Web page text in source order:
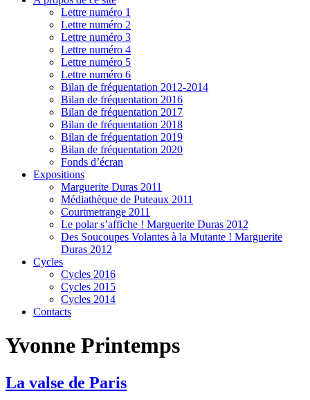
Lettre numéro 1
Lettre numéro 2
Lettre numéro 3
Lettre numéro 4
Lettre numéro 5
Lettre numéro 6
Bilan de fréquentation 2012-2014
Bilan de fréquentation 2016
Bilan de fréquentation 2017
Bilan de fréquentation 2018
Bilan de fréquentation 2019
Bilan de fréquentation 2020
Fonds d’écran
Expositions
Marguerite Duras 2011
Médiathèque de Puteaux 2011
Courtmetrange 2011
Le polar s’affiche ! Marguerite Duras 2012
Des Soucoupes Volantes à la Mutante ! Marguerite
Duras 2012
Cycles
Cycles 2016
Cycles 2015
Cycles 2014
Contacts
Yvonne Printemps
La valse de Paris